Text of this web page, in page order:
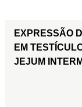
EXPRESSÃO
EM
JEJUM